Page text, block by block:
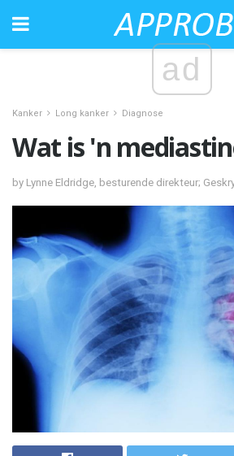
ad
Kanker Long kanker Diagnose
Wat is 'n
by Lynne Eldridge, besturende direkteur;